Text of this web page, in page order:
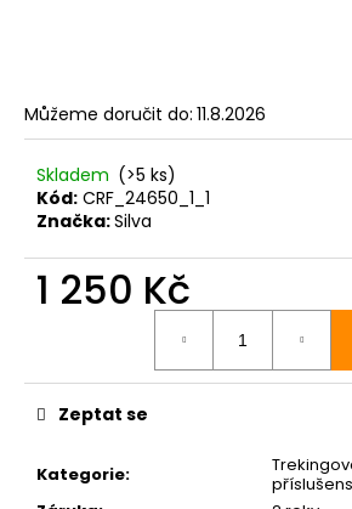
Můžeme doručit do: 11.8.2026
Skladem (>5 ks)
Kód: CRF_24650_1_1
Značka:Silva
1 250 Kč
Kategorie:
Zeptat se